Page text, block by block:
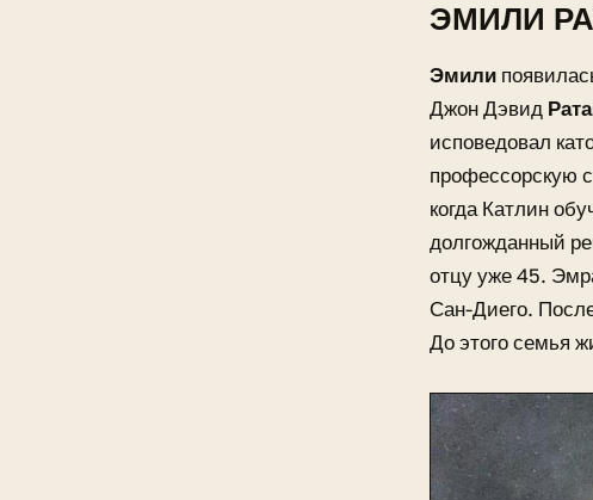
ЭМИЛИ
Эмили
Джон Дэвид
исповедовал
профессорскую
когда Катлин
долгожданный
отцу уже 45.
Сан-Диего.
До этого семья